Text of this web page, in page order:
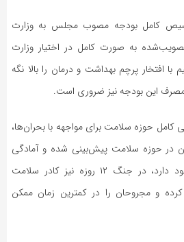
کامل بودجه مصوب مجلس به وزارت
به‌ صورت کامل در اختیار وزارت
با افتخار پرچم بهداشت و درمان را بالا نگه
مصرف این بودجه نیز ضروری است.
کامل حوزه سلامت برای مواجهه با بحران‌ها،
در حوزه سلامت پیش‌بینی شده و آمادگی
لازم برای مقابله با آن‌ها وجود دارد، در جنگ ۱۲ روزه نیز کادر سلامت
و مجروحان را در کمترین زمان ممکن